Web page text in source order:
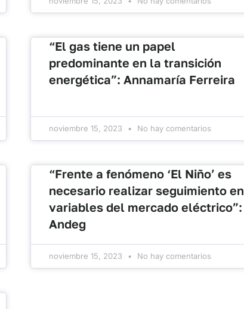
“El gas tiene un papel
predominante en la transición
energética”: Annamaría Ferreira
noviembre 15, 2023 No hay comentarios
“Frente a fenómeno ‘El Niño’ es
necesario realizar seguimiento en
variables del mercado eléctrico”:
Andeg
noviembre 15, 2023 No hay comentarios